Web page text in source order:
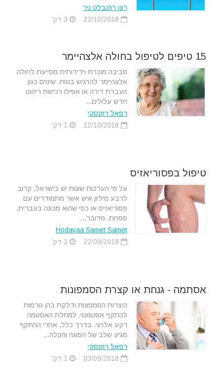
רונן רוזנבלט ניר
15 טיפים לטיפול בחולה אלצהיימר
סביבה מוכרת וידידותית מסייעת לחולה
אלצהיימר להרגיש בטוח. שינוים כגון
העברת דירה או אפילו רכישת ריהוט
חדש עלולים...
רפאל רוזנסקי
טיפול בפסוריאזיס
על פי הערכות שונות יש בישראל, קרוב
לרבע מיליון איש אשר מתמודדים עם
פסוריאזיס או כפי שהוא מכונה בעברית,
ספחת. מדובר...
Hodayaa Samet Samet
אסתמה - גנחת או קצרת הסמפונות
היצרות הסמפונות ודלקת בהן גורמות
להתקף אסטמטי. למחלת האסטמה
רקע אלרגי. בדרך כלל, אחרי ההתקף
מגיע שלב של הפוגה והקלה...
רפאל רוזנסקי